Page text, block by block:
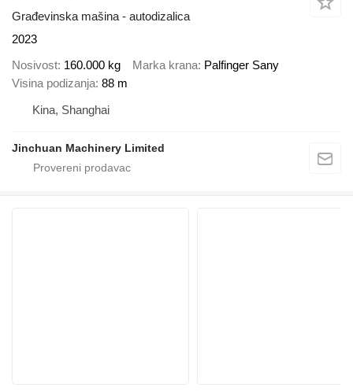
Građevinska mašina - autodizalica
2023
Nosivost 160.000 kg Marka krana Palfinger Sany
Visina podizanja 88 m
Kina, Shanghai
Jinchuan Machinery Limited